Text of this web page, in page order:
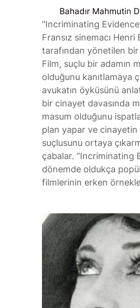
Bahadır Mahmutin
“Incriminating
Fransız sinemacı Henri
tarafından yönetilen bir
Film, suçlu bir adamın
olduğunu kanıtlamaya
avukatın öyküsünü
bir cinayet davasında
masum olduğunu
plan yapar ve
suçlusunu ortaya
çabalar. “Incriminating
dönemde oldukça
filmlerinin erken